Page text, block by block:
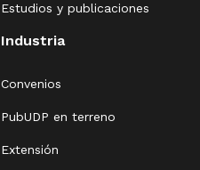
Estudios y publicaciones
Industria
Convenios
PubUDP en terreno
Extensión